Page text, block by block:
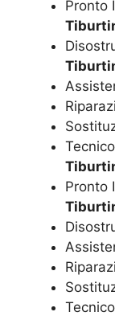
Pronto
Pronto